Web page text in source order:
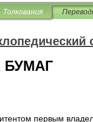
Толкования
первым